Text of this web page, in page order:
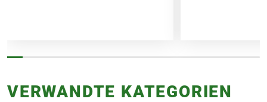
VERWANDTE KATEGORIEN